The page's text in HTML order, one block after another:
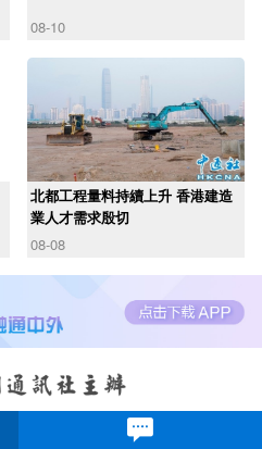
08-10
北都工程量料持續上升 香港建造
業人才需求殷切
08-08